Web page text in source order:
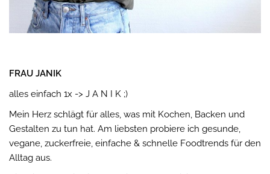
FRAU JANIK
alles einfach 1x -> J A N I K ;)
Mein Herz schlägt für alles, was mit Kochen, Backen und
Gestalten zu tun hat. Am liebsten probiere ich gesunde,
vegane, zuckerfreie, einfache & schnelle Foodtrends für den
Alltag aus.